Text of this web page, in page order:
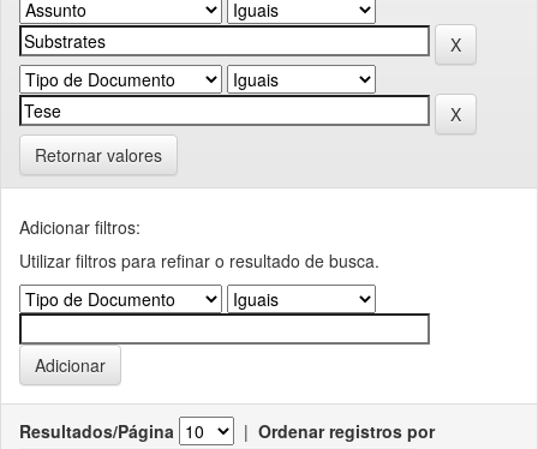
Retornar valores
Adicionar filtros:
Utilizar filtros para refinar o resultado de busca.
Resultados/Página | Ordenar registros por